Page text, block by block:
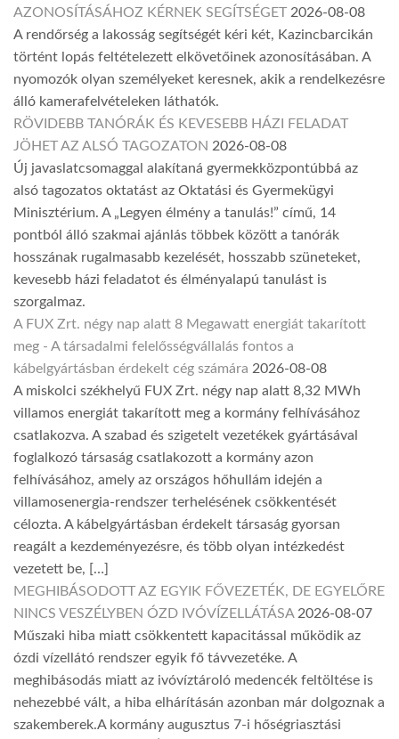
AZONOSÍTÁSÁHOZ KÉRNEK SEGÍTSÉGET 2026-08-08
A rendőrség a lakosság segítségét kéri két, Kazincbarcikán
történt lopás feltételezett elkövetőinek azonosításában. A
nyomozók olyan személyeket keresnek, akik a rendelkezésre
álló kamerafelvételeken láthatók.
RÖVIDEBB TANÓRÁK ÉS KEVESEBB HÁZI FELADAT
JÖHET AZ ALSÓ TAGOZATON 2026-08-08
Új javaslatcsomaggal alakítaná gyermekközpontúbbá az
alsó tagozatos oktatást az Oktatási és Gyermekügyi
Minisztérium. A „Legyen élmény a tanulás!” című, 14
pontból álló szakmai ajánlás többek között a tanórák
hosszának rugalmasabb kezelését, hosszabb szüneteket,
kevesebb házi feladatot és élményalapú tanulást is
szorgalmaz.
A FUX Zrt. négy nap alatt 8 Megawatt energiát takarított
meg - A társadalmi felelősségvállalás fontos a
kábelgyártásban érdekelt cég számára 2026-08-08
A miskolci székhelyű FUX Zrt. négy nap alatt 8,32 MWh
villamos energiát takarított meg a kormány felhívásához
csatlakozva. A szabad és szigetelt vezetékek gyártásával
foglalkozó társaság csatlakozott a kormány azon
felhívásához, amely az országos hőhullám idején a
villamosenergia-rendszer terhelésének csökkentését
célozta. A kábelgyártásban érdekelt társaság gyorsan
reagált a kezdeményezésre, és több olyan intézkedést
vezetett be, […]
MEGHIBÁSODOTT AZ EGYIK FŐVEZETÉK, DE EGYELŐRE
NINCS VESZÉLYBEN ÓZD IVÓVÍZELLÁTÁSA 2026-08-07
Műszaki hiba miatt csökkentett kapacitással működik az
ózdi vízellátó rendszer egyik fő távvezetéke. A
meghibásodás miatt az ivóvíztároló medencék feltöltése is
nehezebbé vált, a hiba elhárításán azonban már dolgoznak a
szakemberek.A kormány augusztus 7-i hőségriasztási